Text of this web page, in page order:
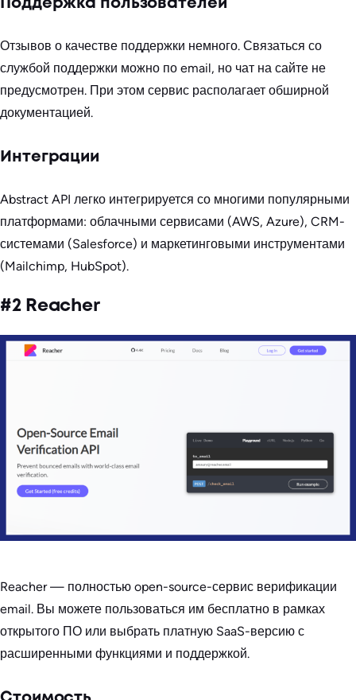
Поддержка пользователей
Отзывов о качестве поддержки немного. Связаться со
службой поддержки можно по email, но чат на сайте не
предусмотрен. При этом сервис располагает обширной
документацией.
Интеграции
Abstract API легко интегрируется со многими популярными
платформами: облачными сервисами (AWS, Azure), CRM-
системами (Salesforce) и маркетинговыми инструментами
(Mailchimp, HubSpot).
#2 Reacher
Reacher — полностью open-source-сервис верификации
email. Вы можете пользоваться им бесплатно в рамках
открытого ПО или выбрать платную SaaS-версию с
расширенными функциями и поддержкой.